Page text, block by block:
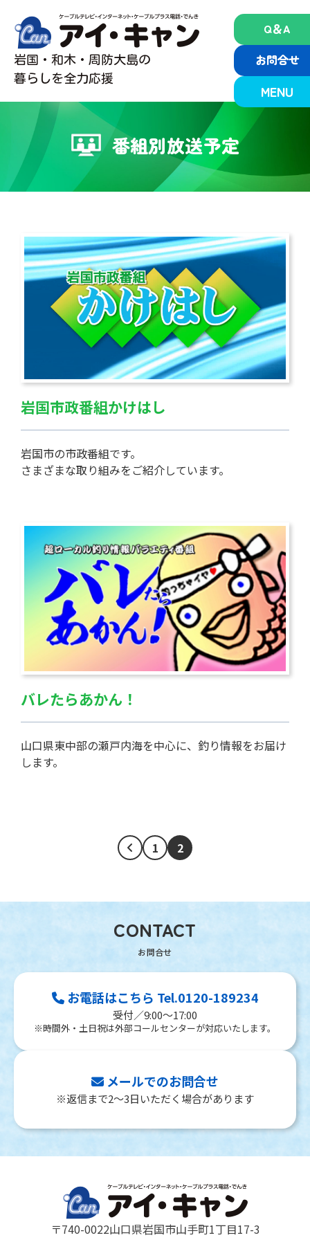
content
岩国・和木・周防大島の
暮らしを全力応援
Q＆A
お問合せ
MENU
番組別放送予定
岩国市政番組かけはし
岩国市の市政番組です。
さまざまな取り組みをご紹介しています。
バレたらあかん！
山口県東中部の瀬戸内海を中心に、釣り情報をお届け
します。
1 2
CONTACT
お電話はこちら Tel.0120-189234
受付／9:00～17:00
※時間外・土日祝は外部コールセンターが対応いたします。
メールでのお問合せ
※返信まで2～3日いただく場合があります
〒740-0022山口県岩国市山手町1丁目17-3